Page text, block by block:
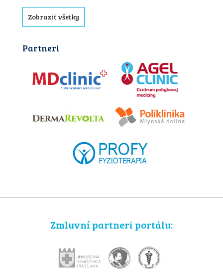
Zobraziť všetky
Partneri
Zmluvní partneri portálu: